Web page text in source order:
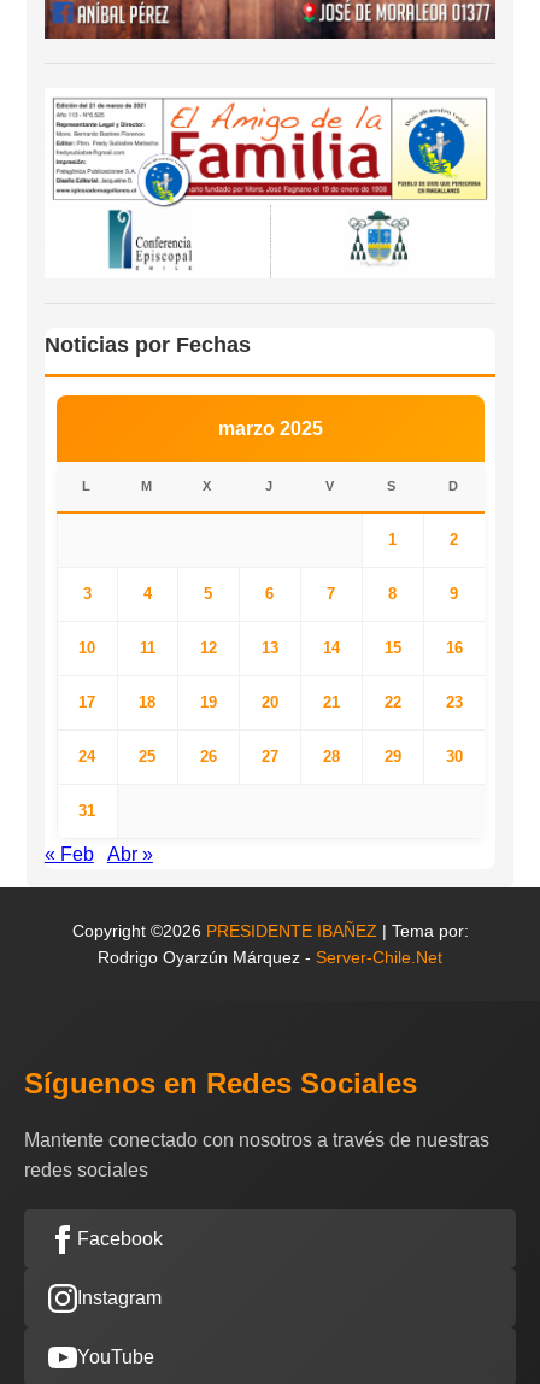
Noticias por Fechas
marzo 2025
L M X J V S D
1 2
3 4 5 6 7 8 9
10 11 12 13 14 15 16
17 18 19 20 21 22 23
24 25 26 27 28 29 30
31
« Feb Abr »
Copyright ©2026 PRESIDENTE IBAÑEZ | Tema por:
Rodrigo Oyarzún Márquez - Server-Chile.Net
Síguenos en Redes Sociales
Mantente conectado con nosotros a través de nuestras
redes sociales
Facebook
Instagram
YouTube